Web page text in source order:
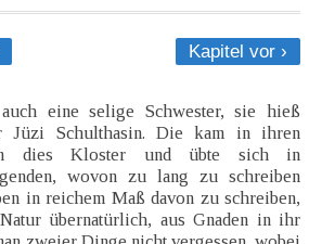
Kapitel vor ›
eine selige Schwester, sie hieß
Jüzi Schulthasin. Die kam in ihren
dies Kloster und übte sich in
wovon zu lang zu schreiben
in reichem Maß davon zu schreiben,
übernatürlich, aus Gnaden in ihr